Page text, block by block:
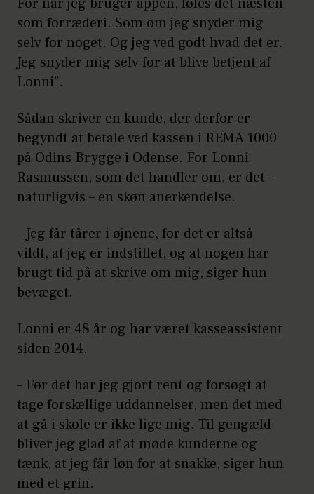
For når jeg bruger appen, føles det næsten
som forræderi. Som om jeg snyder mig
selv for noget. Og jeg ved godt hvad det er.
Jeg snyder mig selv for at blive betjent af
Lonni”.
Sådan skriver en kunde, der derfor er
begyndt at betale ved kassen i REMA 1000
på Odins Brygge i Odense. For Lonni
Rasmussen, som det handler om, er det –
naturligvis – en skøn anerkendelse.
– Jeg får tårer i øjnene, for det er altså
vildt, at jeg er indstillet, og at nogen har
brugt tid på at skrive om mig, siger hun
bevæget.
Lonni er 48 år og har været kasseassistent
siden 2014.
– Før det har jeg gjort rent og forsøgt at
tage forskellige uddannelser, men det med
at gå i skole er ikke lige mig. Til gengæld
bliver jeg glad af at møde kunderne og
tænk, at jeg får løn for at snakke, siger hun
med et grin.